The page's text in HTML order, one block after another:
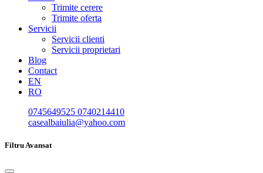
Trimite cerere
Trimite oferta
Servicii
Servicii clienti
Servicii proprietari
Blog
Contact
EN
RO
0745649525 0740214410
casealbaiulia@yahoo.com
Filtru Avansat